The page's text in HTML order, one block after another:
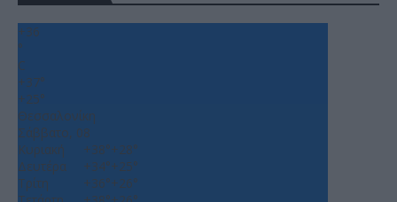
+36
°
C
+37°
+25°
Θεσσαλονίκη
Σάββατο, 08
Κυριακή
+38°+28°
Δευτέρα
+34°+25°
Τρίτη
+36°+26°